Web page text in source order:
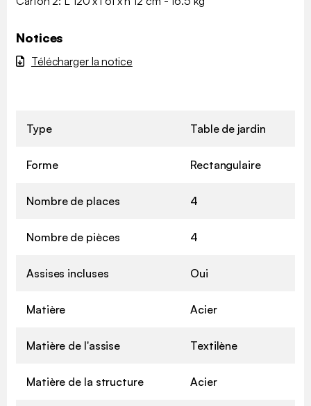
Notices
Télécharger la notice
Type Table de jardin
Forme Rectangulaire
Nombre de places 4
Nombre de pièces 4
Assises incluses Oui
Matière Acier
Matière de l'assise Textilène
Matière de la structure Acier